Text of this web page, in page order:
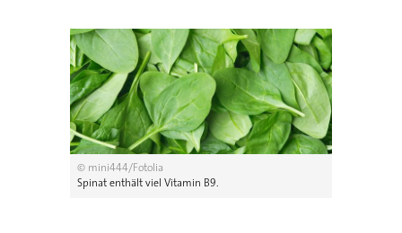
© mini444/Fotolia
Spinat enthält viel Vitamin B9.